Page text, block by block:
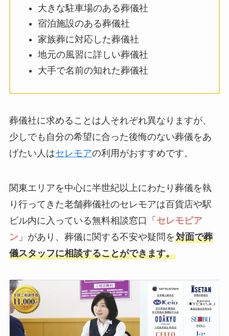
大きな駐車場のある葬儀社
宿泊施設のある葬儀社
家族葬に対応した葬儀社
地元の風習に詳しい葬儀社
大手で名前の知れた葬儀社
葬儀社に求めることは人それぞれ異なりますが、
少しでも自分の希望に合った後悔のない葬儀をあ
げたい人はセレモアの利用がおすすめです。
関東エリアを中心に半世紀以上にわたり葬儀を執
り行ってきた老舗葬儀社のセレモアは百貨店や駅
ビル内に入っている無料相談窓口「 セレモピア
ン 」があり、葬儀に関する不安や疑問を対面で葬
儀スタッフに相談することができます。